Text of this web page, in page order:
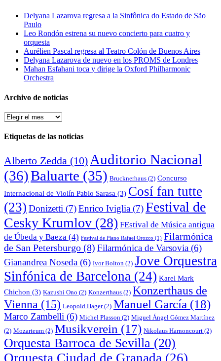
Delyana Lazarova regresa a la Sinfônica do Estado de São
Paulo
Leo Rondón estrena su nuevo concierto para cuatro y
orquesta
Aurélien Pascal regresa al Teatro Colón de Buenos Aires
Delyana Lazarova de nuevo en los PROMS de Londres
Mahan Esfahani toca y dirige la Oxford Philharmonic
Orchestra
Archivo de noticias
Archivo
noticias
Etiquetas de las noticias
Alberto Zedda (10)Auditorio Nacional
(36)Baluarte (35) Brucknerhaus (2) Concurso
Internacional de Violín Pablo Sarasa (3) Cosí fan tutte
(23) Donizetti (7)Enrico Iviglia (7)Festival de
Cesky Krumlov (28) FEstival de Música antigua
de Úbeda y Baeza (4) Festival de Piano Rafael Orozco (1) Filarmónica
de San Petersburgo (8) Filarmónica de Varsovia (6)
Gianandrea Noseda (6) Ivor Bolton (2) Jove Orquestra
Sinfónica de Barcelona (24) Karel Mark
Chichon (3) Kazushi Ono (2) Konzerthaus (2) Konzerthaus de
Vienna (15) Leopold Hager(2) Manuel García (18)
Marco Zambelli (6) Michel Plasson (2) Miguel Ángel Gómez Martínez
(2) Mozarteum (2) Musikverein (17) Nikolaus Harnoncourt (2)
Orquesta Barroca de Sevilla (20)